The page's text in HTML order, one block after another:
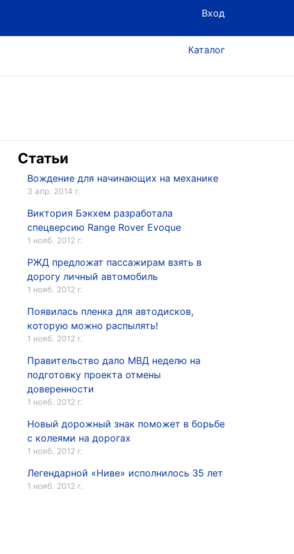
Вход
Каталог
Статьи
Вождение для начинающих на механике
3 апр. 2014 г.
Виктория Бэкхем разработала
спецверсию Range Rover Evoque
1 нояб. 2012 г.
РЖД предложат пассажирам взять в
дорогу личный автомобиль
1 нояб. 2012 г.
Появилась пленка для автодисков,
которую можно распылять!
1 нояб. 2012 г.
Правительство дало МВД неделю на
подготовку проекта отмены
доверенности
1 нояб. 2012 г.
Новый дорожный знак поможет в борьбе
с колеями на дорогах
1 нояб. 2012 г.
Легендарной «Ниве» исполнилось 35 лет
1 нояб. 2012 г.